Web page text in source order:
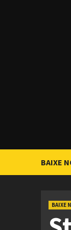
BAIXE
BAIXE